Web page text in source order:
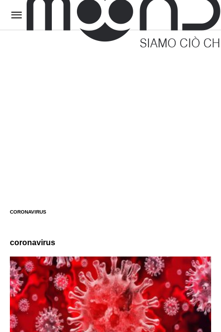
CORONAVIRUS
coronavirus